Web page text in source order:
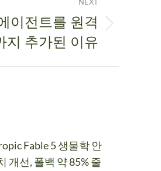
이전트를 원격
지 추가된 이유
Fable 5 생물학 안
개선, 폴백 약 85% 줄